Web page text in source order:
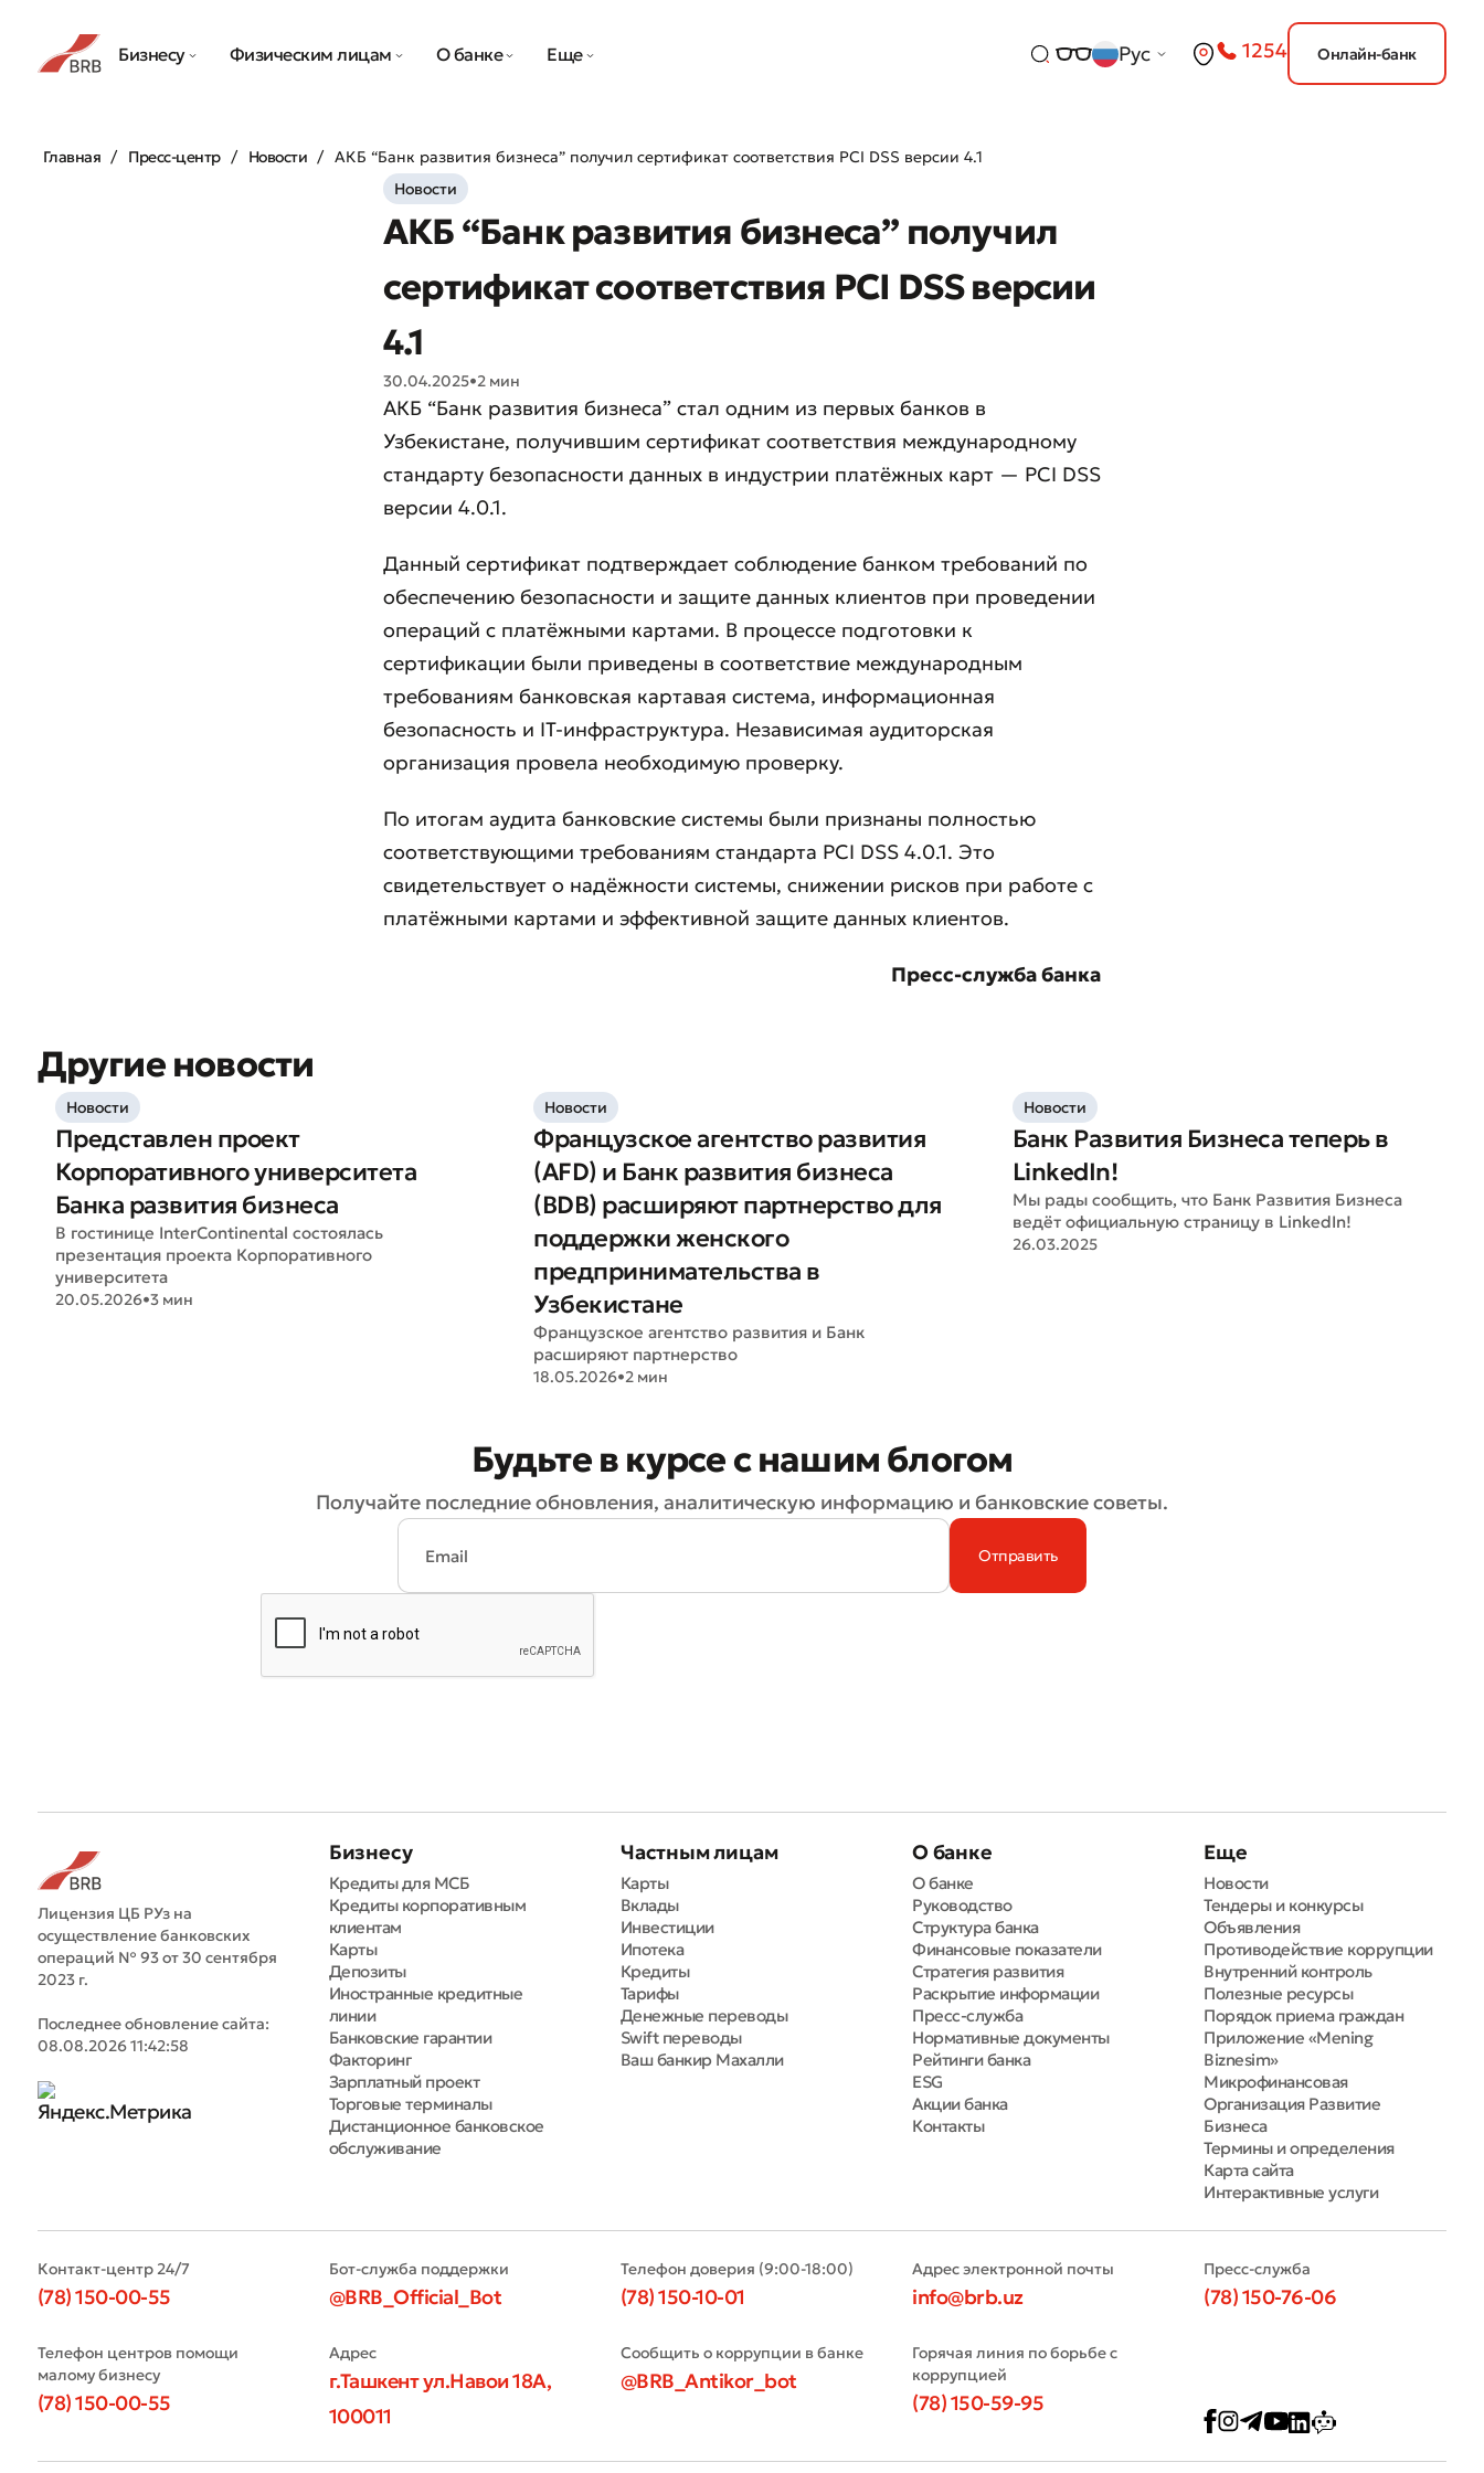
Бизнесу Физическим лицам О банке Еще Рус 1254 Онлайн-банк
Отправить
* Все поля обязательны для заполнения
Главная Пресс-центр Новости
АКБ “Банк развития бизнеса” получил сертификат соответствия PCI DSS версии 4.1
Новости
АКБ “Банк развития бизнеса” получил
сертификат соответствия PCI DSS версии
4.1
30.04.2025•2 мин
АКБ “Банк развития бизнеса” стал одним из первых банков в
Узбекистане, получившим сертификат соответствия международному
стандарту безопасности данных в индустрии платёжных карт — PCI DSS
версии 4.0.1.
Данный сертификат подтверждает соблюдение банком требований по
обеспечению безопасности и защите данных клиентов при проведении
операций с платёжными картами. В процессе подготовки к
сертификации были приведены в соответствие международным
требованиям банковская картавая система, информационная
безопасность и IT-инфраструктура. Независимая аудиторская
организация провела необходимую проверку.
По итогам аудита банковские системы были признаны полностью
соответствующими требованиям стандарта PCI DSS 4.0.1. Это
свидетельствует о надёжности системы, снижении рисков при работе с
платёжными картами и эффективной защите данных клиентов.
Пресс-служба банка
Другие новости
Новости
Представлен проект
Корпоративного университета
Банка развития бизнеса
В гостинице InterContinental состоялась
презентация проекта Корпоративного
университета
20.05.2026•3 мин
Новости
Французское агентство развития
(AFD) и Банк развития бизнеса
(BDB) расширяют партнерство для
поддержки женского
предпринимательства в
Узбекистане
Французское агентство развития и Банк
расширяют партнерство
18.05.2026•2 мин
Новости
Банк Развития Бизнеса теперь в
LinkedIn!
Мы рады сообщить, что Банк Развития Бизнеса
ведёт официальную страницу в LinkedIn!
26.03.2025
Будьте в курсе с нашим блогом
Получайте последние обновления, аналитическую информацию и банковские советы.
Лицензия ЦБ РУз на
осуществление банковских
операций № 93 от 30 сентября
2023 г.
Последнее обновление сайта:
08.08.2026 11:42:58
Бизнесу
Кредиты для МСБ
Кредиты корпоративным
клиентам
Карты
Депозиты
Иностранные кредитные
линии
Банковские гарантии
Факторинг
Зарплатный проект
Торговые терминалы
Дистанционное банковское
обслуживание
Частным лицам
Карты
Вклады
Инвестиции
Ипотека
Кредиты
Тарифы
Денежные переводы
Swift переводы
Ваш банкир Махалли
О банке
О банке
Руководство
Структура банка
Финансовые показатели
Стратегия развития
Раскрытие информации
Пресс-служба
Нормативные документы
Рейтинги банка
ESG
Акции банка
Контакты
Еще
Новости
Тендеры и конкурсы
Объявления
Противодействие коррупции
Внутренний контроль
Полезные ресурсы
Порядок приема граждан
Приложение «Mening
Biznesim»
Микрофинансовая
Организация Развитие
Бизнеса
Термины и определения
Карта сайта
Интерактивные услуги
Контакт-центр 24/7
(78) 150-00-55
Бот-служба поддержки
@BRB_Official_Bot
Телефон доверия (9:00-18:00)
(78) 150-10-01
Адрес электронной почты
info@brb.uz
Пресс-служба
(78) 150-76-06
Телефон центров помощи
малому бизнесу
(78) 150-00-55
Адрес
г.Ташкент ул.Навои 18А,
100011
Сообщить о коррупции в банке
@BRB_Antikor_bot
Горячая линия по борьбе с
коррупцией
(78) 150-59-95